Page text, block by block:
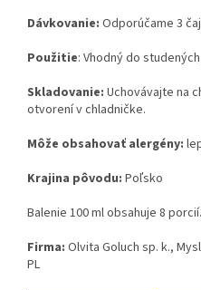
Dávkovanie: Odporúčame 3
Použitie: Vhodný do
Skladovanie: Uchovávajte na
otvorení v chladničke.
Môže obsahovať alergény:
Krajina pôvodu: Poľsko
Balenie 100 ml obsahuje 8 porcií.
Firma: Olvita Goluch sp. k.,
PL